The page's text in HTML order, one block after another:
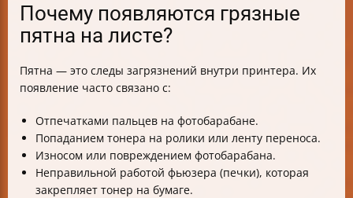
Почему появляются грязные
пятна на листе?
Пятна — это следы загрязнений внутри принтера. Их
появление часто связано с:
Отпечатками пальцев на фотобарабане.
Попаданием тонера на ролики или ленту переноса.
Износом или повреждением фотобарабана.
Неправильной работой фьюзера (печки), которая
закрепляет тонер на бумаге.